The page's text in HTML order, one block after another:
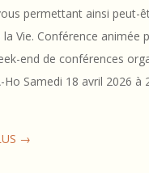
permettant ainsi peut-
la Vie. Conférence animée
end de conférences
Ho Samedi 18 avril 2026 à
→